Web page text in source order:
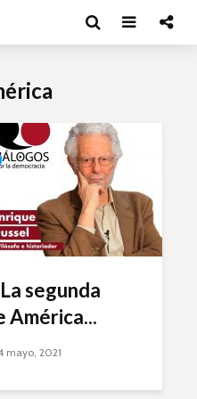
segunda
América...
mayo, 2021